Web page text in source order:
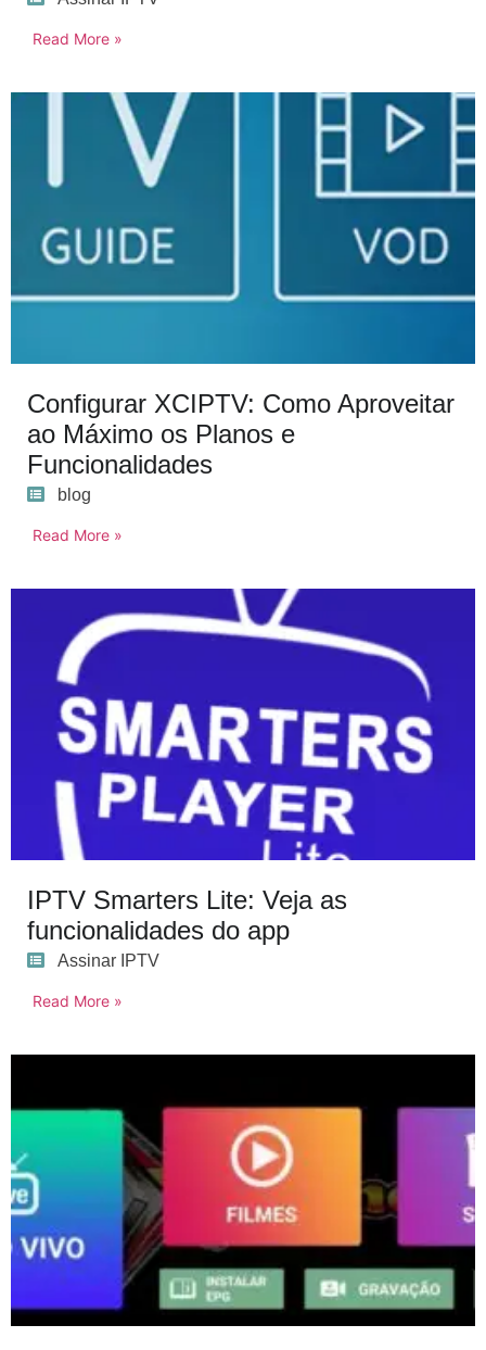
Read More »
Configurar XCIPTV: Como Aproveitar
ao Máximo os Planos e
Funcionalidades
blog
Read More »
IPTV Smarters Lite: Veja as
funcionalidades do app
Assinar IPTV
Read More »